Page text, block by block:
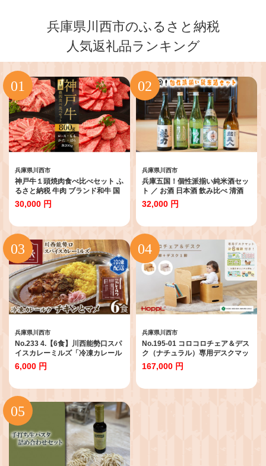
兵庫県川西市のふるさと納税
人気返礼品ランキング
兵庫県川西市
神戸牛１頭焼肉食べ比べセット ふ
るさと納税 牛肉 ブランド和牛 国
産 和牛 神戸牛 神戸ビーフ 焼肉 食
べ比べ かたロース もも 兵庫県 神
30,000 円
兵庫県川西市
兵庫五国！個性派揃い純米酒セッ
ト ／ お酒 日本酒 飲み比べ 清酒
川西市 No.312
32,000 円
兵庫県川西市
No.233 4.【6食】川西能勢口スパ
イスカレーミルズ「冷凍カレール
ウ」チキンとマメ ／ カレー 冷凍
カレー カレールウ カレールー
ンカレー 豆カレー 冷凍 保存料不
使用 着色料不使用 お手軽 簡単 保
存食 送料無料
6,000 円
兵庫県川西市
No.195-01 コロコロチェア＆デス
ク（ナチュラル）専用デスクマッ
ト付き【川西市オリジナルデザイ
ン】 KWNBV270
167,000 円